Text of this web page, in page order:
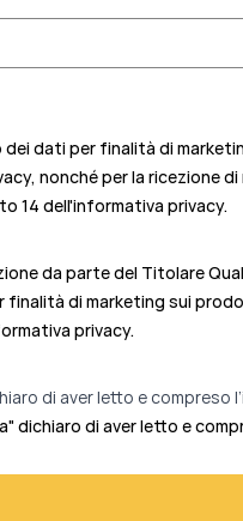
dati per finalità di
nonché per la ricezione
14 dell'informativa privacy.
da parte del Titolare
di marketing sui
privacy.
di aver letto e compreso
dichiaro di aver letto e